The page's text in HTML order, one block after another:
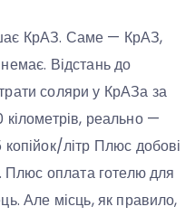
КрАЗ. Саме — КрАЗ,
Відстань до
соляри у КрАЗа за
реально —
літр Плюс добові
Плюс оплата готелю для
Але місць, як правило,